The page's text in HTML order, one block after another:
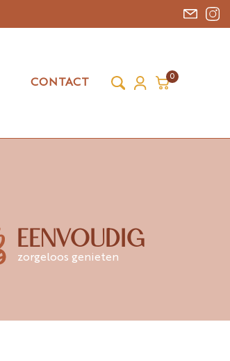
CONTACT
0
EENVOUDIG
zorgeloos genieten